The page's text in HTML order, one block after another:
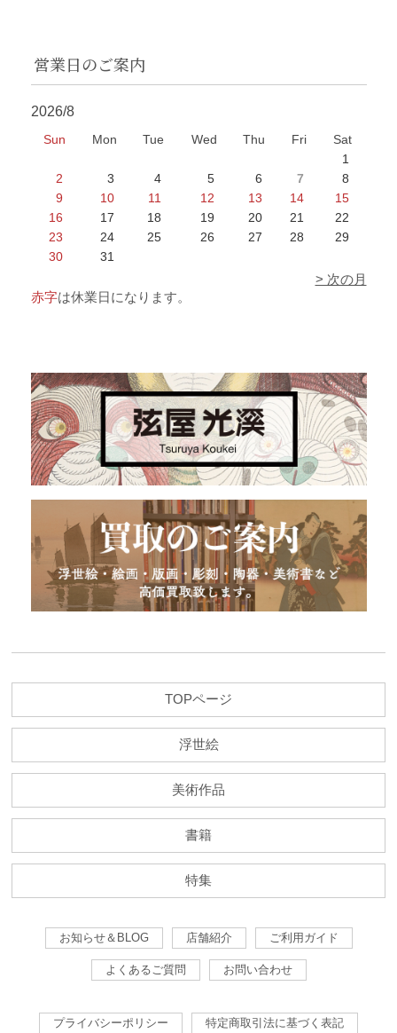
営業日のご案内
2026/8
Sun Mon Tue Wed Thu Fri
Sat
1
2
3 4 5 6 7
8
9
10 11 12 13 14
15
16
17 18 19 20 21
22
23
24 25 26 27 28
29
30
31
> 次の月
赤字は休業日になります。
TOPページ
浮世絵
美術作品
書籍
特集
お知らせ＆BLOG 店舗紹介 ご利用ガイド
よくあるご質問 お問い合わせ
プライバシーポリシー 特定商取引法に基づく表記